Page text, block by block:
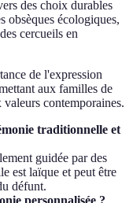
des choix durables
obsèques écologiques,
cercueils en
de l'expression
aux familles de
valeurs contemporaines.
traditionnelle et
guidée par des
est laïque et peut être
défunt.